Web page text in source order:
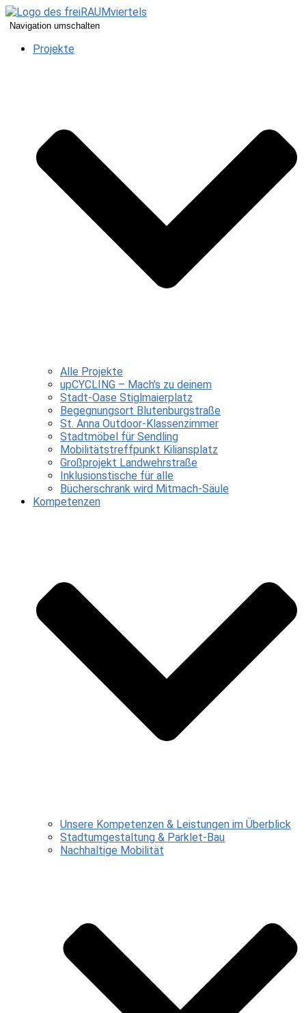
Navigation umschalten
Projekte
Alle Projekte
upCYCLING – Mach’s zu deinem
Stadt-Oase Stiglmaierplatz
Begegnungsort Blutenburgstraße
St. Anna Outdoor-Klassenzimmer
Stadtmöbel für Sendling
Mobilitätstreffpunkt Kiliansplatz
Großprojekt Landwehrstraße
Inklusionstische für alle
Bücherschrank wird Mitmach-Säule
Kompetenzen
Unsere Kompetenzen & Leistungen im Überblick
Stadtumgestaltung & Parklet-Bau
Nachhaltige Mobilität